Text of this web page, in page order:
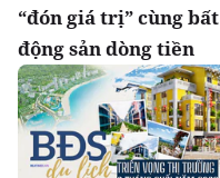
“đón giá trị” cùng bất
động sản dòng tiền